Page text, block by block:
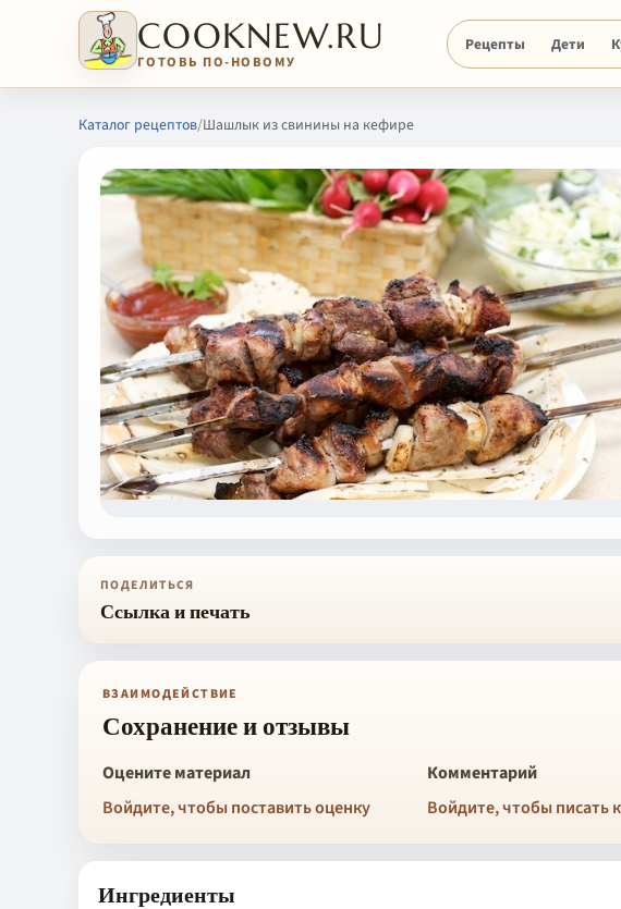
COOKNEW.RU
ГОТОВЬ ПО-НОВОМУ
Рецепты Дети
Каталог рецептов/Шашлык из свинины на кефире
ПОДЕЛИТЬСЯ
Ссылка и печать
ВЗАИМОДЕЙСТВИЕ
Сохранение и отзывы
Оцените материал
Войдите, чтобы поставить оценку
Комментарий
Войдите, чтобы писать
Ингредиенты